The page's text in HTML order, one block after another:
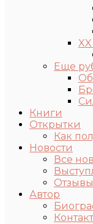
Еще
Книги
Открытки
Как
Новости
Все
Автор